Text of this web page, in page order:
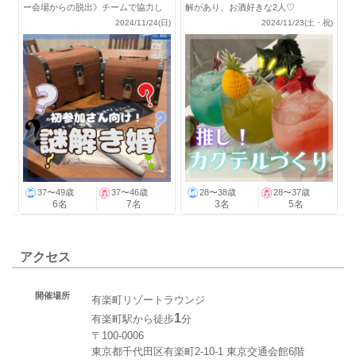
ー会場からの脱出》チームで協力し
2024/11/24(日)
37〜49歳
6名
37〜46歳
7名
解があり、お酒好きな2人♡
2024/11/23(土・祝)
28〜38歳
3名
28〜37歳
5名
アクセス
開催場所
有楽町リゾートラウンジ
有楽町駅から徒歩1分
〒100-0006
東京都千代田区有楽町2-10-1 東京交通会館6階